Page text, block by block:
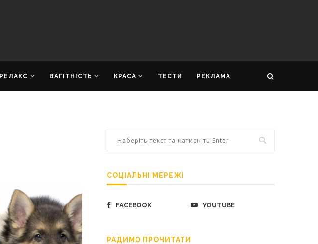
РЕЛАКС ВАГІТНІСТЬ КРАСА ТЕСТИ РЕКЛАМА
СОЦІАЛЬНІ МЕРЕЖІ
FACEBOOK YOUTUBE
РАДИМО ПРОЧИТАТИ